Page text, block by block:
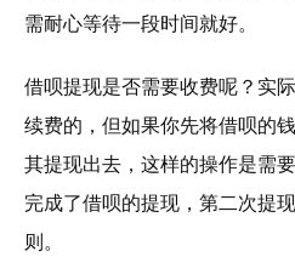
需耐心等待一段时间就好。
借呗提现是否需要收费呢？实
续费的，但如果你先将借呗的
其提现出去，这样的操作是需
完成了借呗的提现，第二次提
则。